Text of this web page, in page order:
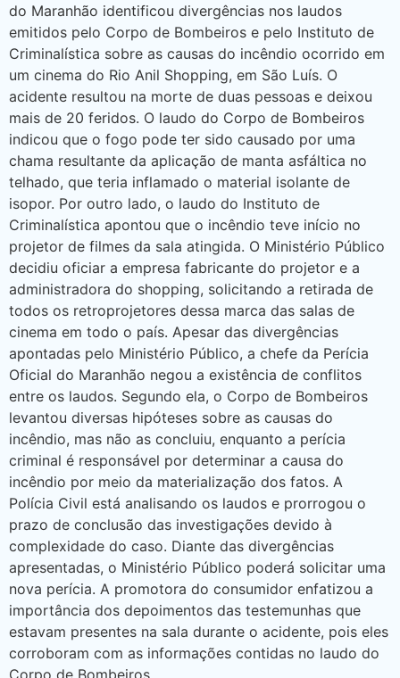
do Maranhão identificou divergências nos laudos
emitidos pelo Corpo de Bombeiros e pelo Instituto de
Criminalística sobre as causas do incêndio ocorrido em
um cinema do Rio Anil Shopping, em São Luís. O
acidente resultou na morte de duas pessoas e deixou
mais de 20 feridos. O laudo do Corpo de Bombeiros
indicou que o fogo pode ter sido causado por uma
chama resultante da aplicação de manta asfáltica no
telhado, que teria inflamado o material isolante de
isopor. Por outro lado, o laudo do Instituto de
Criminalística apontou que o incêndio teve início no
projetor de filmes da sala atingida. O Ministério Público
decidiu oficiar a empresa fabricante do projetor e a
administradora do shopping, solicitando a retirada de
todos os retroprojetores dessa marca das salas de
cinema em todo o país. Apesar das divergências
apontadas pelo Ministério Público, a chefe da Perícia
Oficial do Maranhão negou a existência de conflitos
entre os laudos. Segundo ela, o Corpo de Bombeiros
levantou diversas hipóteses sobre as causas do
incêndio, mas não as concluiu, enquanto a perícia
criminal é responsável por determinar a causa do
incêndio por meio da materialização dos fatos. A
Polícia Civil está analisando os laudos e prorrogou o
prazo de conclusão das investigações devido à
complexidade do caso. Diante das divergências
apresentadas, o Ministério Público poderá solicitar uma
nova perícia. A promotora do consumidor enfatizou a
importância dos depoimentos das testemunhas que
estavam presentes na sala durante o acidente, pois eles
corroboram com as informações contidas no laudo do